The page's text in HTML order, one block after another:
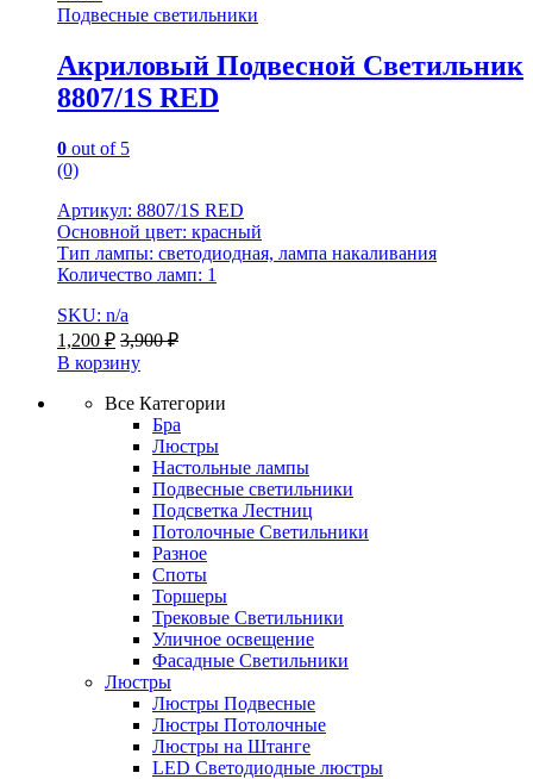
Подвесные светильники
Акриловый Подвесной Светильник
8807/1S RED
0 out of 5
(0)
Артикул: 8807/1S RED
Основной цвет: красный
Тип лампы: светодиодная, лампа накаливания
Количество ламп: 1
SKU: n/a
1,200 ₽ 3,900₽
В корзину
Все Категории
Бра
Люстры
Настольные лампы
Подвесные светильники
Подсветка Лестниц
Потолочные Светильники
Разное
Споты
Торшеры
Трековые Светильники
Уличное освещение
Фасадные Светильники
Люстры
Люстры Подвесные
Люстры Потолочные
Люстры на Штанге
LED Светодиодные люстры